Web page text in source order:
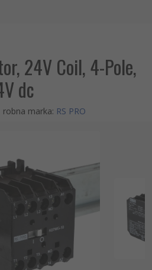
24V Coil, 4-Pole,
dc
robna marka: RS PRO